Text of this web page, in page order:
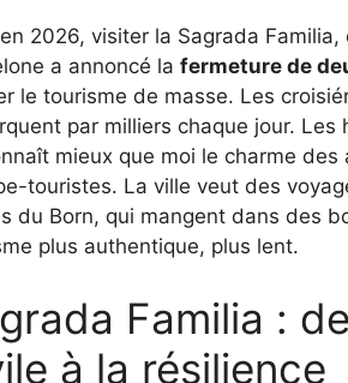
2026, visiter la Sagrada
a annoncé la fermeture de
le tourisme de masse. Les
par milliers chaque jour.
mieux que moi le charme
touristes. La ville veut des
du Born, qui mangent dans des
plus authentique, plus lent.
Familia :
à la résilience